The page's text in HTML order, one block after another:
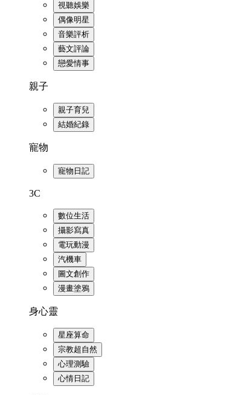
視聽娛樂
偶像明星
音樂評析
藝文評論
戀愛情事
親子
親子育兒
結婚紀錄
寵物
寵物日記
3C
數位生活
攝影寫真
電玩動漫
汽機車
圖文創作
漫畫塗鴉
身心靈
星座算命
宗教超自然
心理測驗
心情日記